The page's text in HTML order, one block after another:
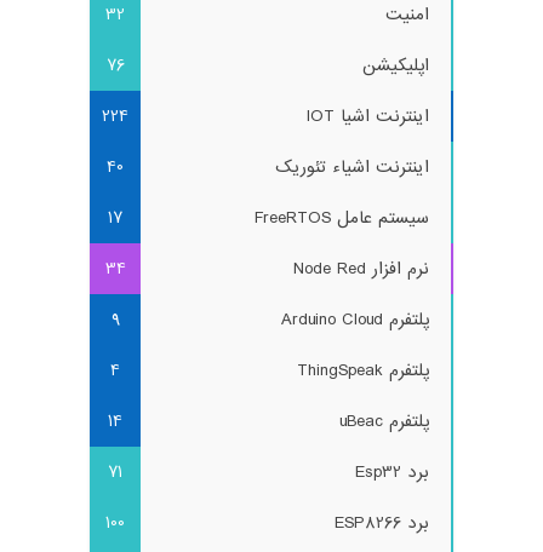
امنیت
32
اپلیکیشن
76
اینترنت اشیا IOT
224
اینترنت اشیاء تئوریک
40
سیستم عامل FreeRTOS
17
نرم افزار Node Red
34
پلتفرم Arduino Cloud
9
پلتفرم ThingSpeak
4
پلتفرم uBeac
14
برد Esp32
71
برد ESP8266
100